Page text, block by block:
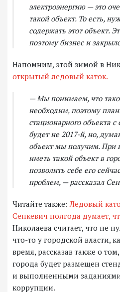
электроэнергию — это
такой объект. То есть,
содержать этот объект.
поэтому бизнес и
Напомним, этой зимой в
открытый ледовый каток.
— Мы понимаем, что
необходим, поэтому
стационарного объекта
будет не 2017-й, но,
объект мы получим. При
иметь такой объект в
позволить себе его
проблем, — рассказал
Читайте также:Ледовый
Сенкевич полгода думает,
Николаева считает, что не
что-то у городской власти,
время, рассказав также о
города будет размещен
и выполненными
коррупции.